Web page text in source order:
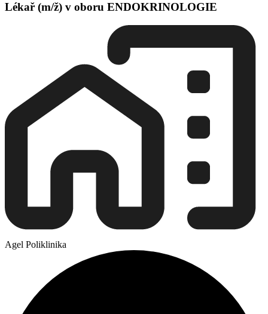
Lékař (m/ž) v oboru ENDOKRINOLOGIE
Agel Poliklinika